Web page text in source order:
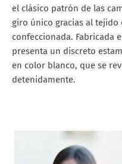
el clásico patrón de las
giro único gracias al tejido
confeccionada. Fabricada
presenta un discreto
en color blanco, que se
detenidamente.